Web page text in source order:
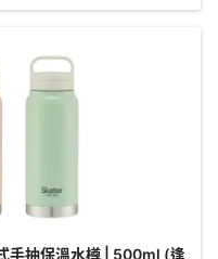
手抽保溫水樽 | 500ml (逢